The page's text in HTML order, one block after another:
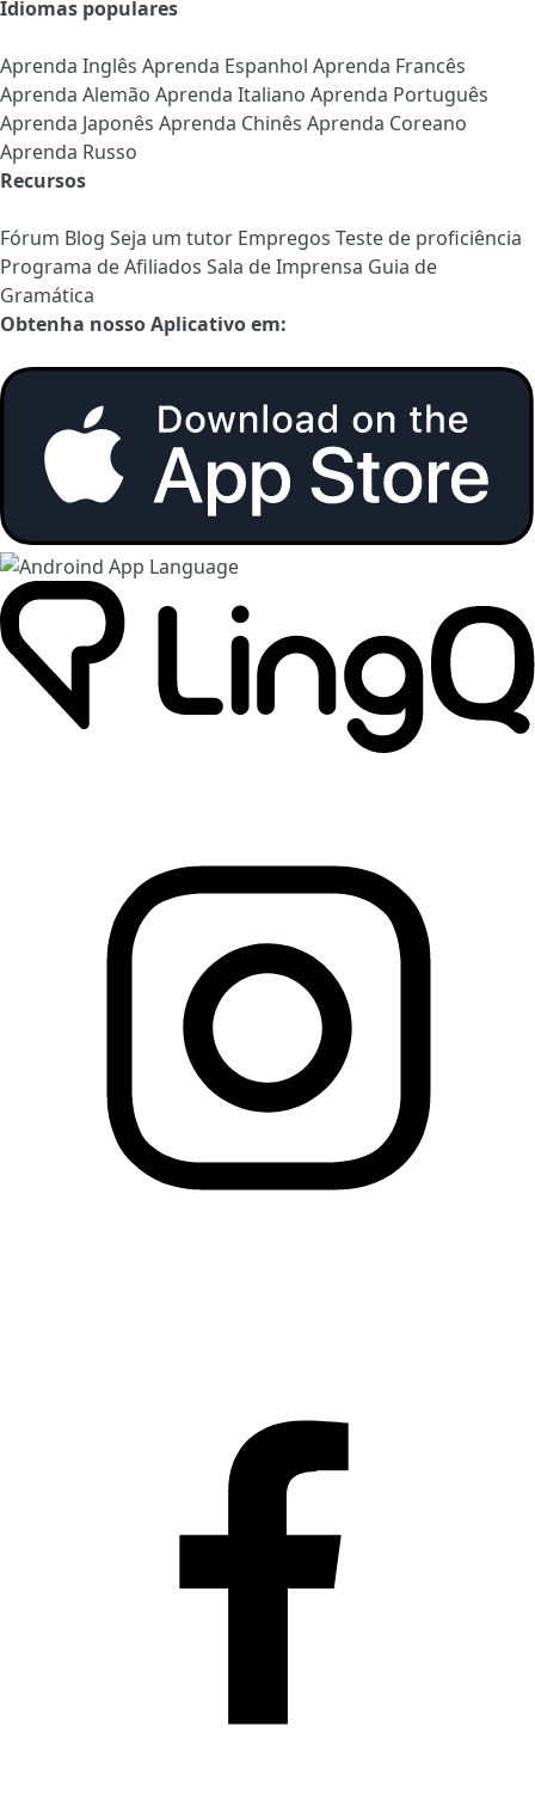
Idiomas populares
Aprenda Inglês Aprenda Espanhol Aprenda Francês
Aprenda Alemão Aprenda Italiano Aprenda Português
Aprenda Japonês Aprenda Chinês Aprenda Coreano
Aprenda Russo
Recursos
Fórum Blog Seja um tutor Empregos Teste de proficiência
Programa de Afiliados Sala de Imprensa Guia de
Gramática
Obtenha nosso Aplicativo em: